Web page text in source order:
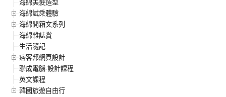
海綿試乘體驗
海綿開箱文系列
海綿雜誌賞
生活隨記
痞客邦網頁設計
聯成電腦-設計課程
英文課程
韓國旅遊自由行